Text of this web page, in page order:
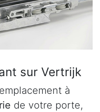
sur Vertrijk
à
de votre porte,